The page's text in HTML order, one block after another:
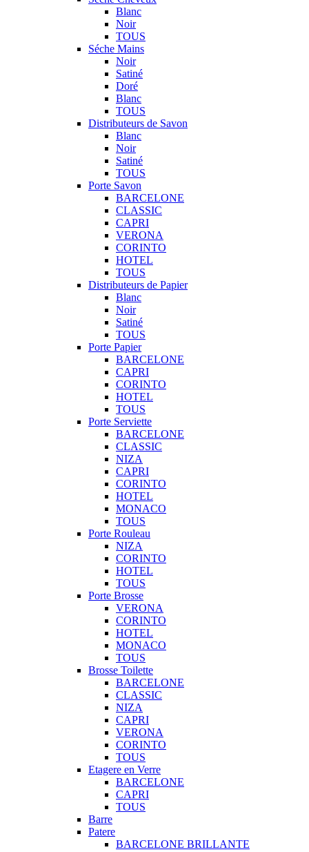
Blanc
Noir
TOUS
Séche Mains
Noir
Satiné
Doré
Blanc
TOUS
Distributeurs de Savon
Blanc
Noir
Satiné
TOUS
Porte Savon
BARCELONE
CLASSIC
CAPRI
VERONA
CORINTO
HOTEL
TOUS
Distributeurs de Papier
Blanc
Noir
Satiné
TOUS
Porte Papier
BARCELONE
CAPRI
CORINTO
HOTEL
TOUS
Porte Serviette
BARCELONE
CLASSIC
NIZA
CAPRI
CORINTO
HOTEL
MONACO
TOUS
Porte Rouleau
NIZA
CORINTO
HOTEL
TOUS
Porte Brosse
VERONA
CORINTO
HOTEL
MONACO
TOUS
Brosse Toilette
BARCELONE
CLASSIC
NIZA
CAPRI
VERONA
CORINTO
TOUS
Etagere en Verre
BARCELONE
CAPRI
TOUS
Barre
Patere
BARCELONE BRILLANTE